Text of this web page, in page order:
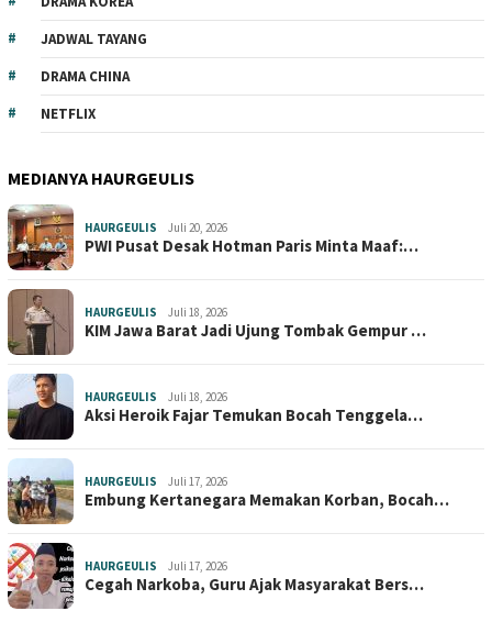
JADWAL TAYANG
DRAMA CHINA
NETFLIX
MEDIANYA HAURGEULIS
HAURGEULIS Juli 20, 2026
PWI Pusat Desak Hotman Paris Minta Maaf:…
HAURGEULIS Juli 18, 2026
KIM Jawa Barat Jadi Ujung Tombak Gempur …
HAURGEULIS Juli 18, 2026
Aksi Heroik Fajar Temukan Bocah Tenggela…
HAURGEULIS Juli 17, 2026
Embung Kertanegara Memakan Korban, Bocah…
HAURGEULIS Juli 17, 2026
Cegah Narkoba, Guru Ajak Masyarakat Bers…